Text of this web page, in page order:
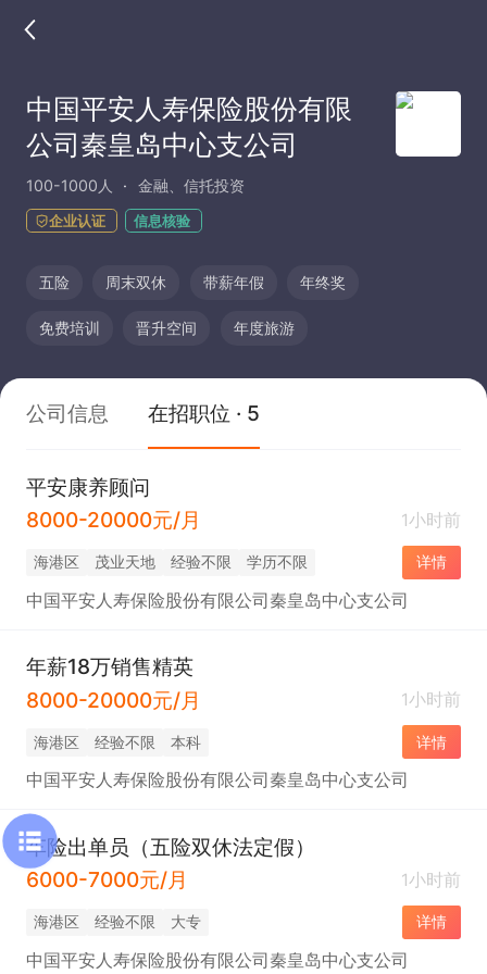
中国平安人寿保险股份有限
公司秦皇岛中心支公司
100-1000人 金融、信托投资
企业认证 信息核验
五险 周末双休 带薪年假 年终奖
免费培训 晋升空间 年度旅游
公司信息 在招职位 · 5
平安康养顾问
8000-20000元/月
1小时前
海港区 茂业天地 经验不限 学历不限 详情
中国平安人寿保险股份有限公司秦皇岛中心支公司
年薪18万销售精英
8000-20000元/月
1小时前
海港区 经验不限 本科 详情
中国平安人寿保险股份有限公司秦皇岛中心支公司
车险出单员（五险双休法定假）
6000-7000元/月
1小时前
海港区 经验不限 大专 详情
中国平安人寿保险股份有限公司秦皇岛中心支公司